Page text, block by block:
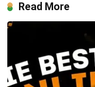
Read More